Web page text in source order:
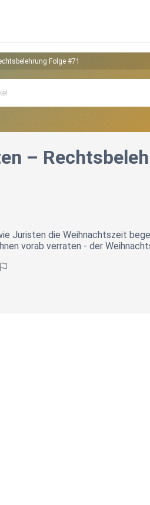
Folge #71
–
Juristen die Weihnachtszeit
vorab verraten - der